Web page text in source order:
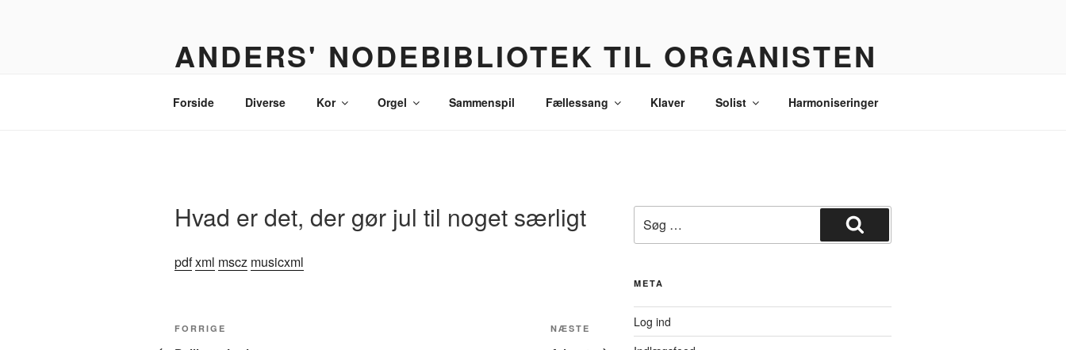
ANDERS' NODEBIBLIOTEK TIL ORGANISTEN
Forside Diverse Kor Orgel Sammenspil Fællessang Klaver Solist Harmoniseringer
Hvad er det, der gør jul til noget særligt
pdfxml mscz musicxml
Indlægsnavigation
Forrige
FORRIGE NÆSTE
efter:
Søg
META
Log ind